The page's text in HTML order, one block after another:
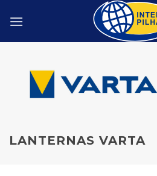
LANTERNAS VARTA